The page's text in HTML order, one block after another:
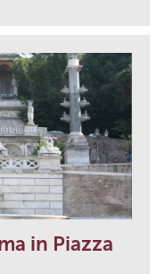
in Piazza